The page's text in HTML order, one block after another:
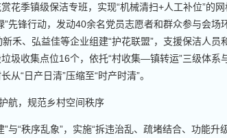
花季镇级保洁专班，实现“机械清扫+人工补位”的
”先锋行动，发动40余名党员志愿者和群众参与会场
禾、弘益佳等企业组建“护花联盟”，支援保洁人员
圾收集点位16个，依托“村收集—镇转运”三级体系
从“日产日清”压缩至“时产时清”。
，规范乡村空间秩序
“秩序乱象”，实施“拆违治乱、疏堵结合、功能升